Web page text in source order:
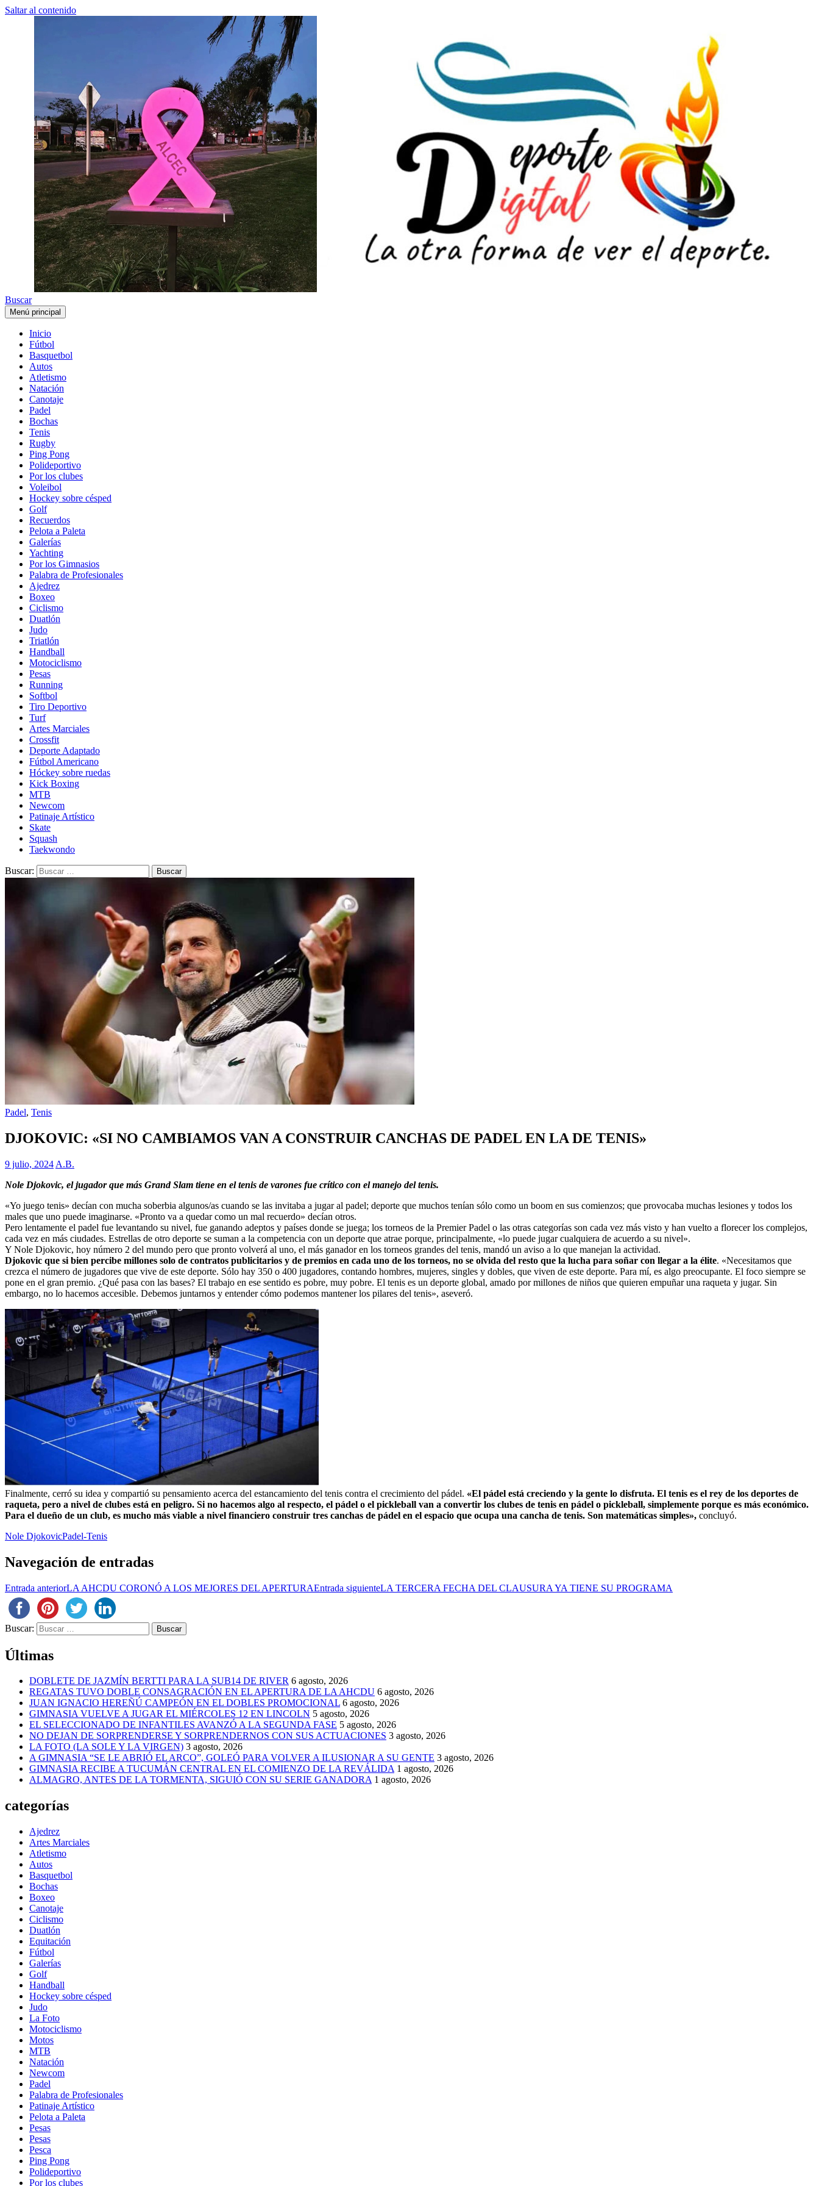
Saltar al contenido
Buscar
Menú principal
Inicio
Fútbol
Basquetbol
Autos
Atletismo
Natación
Canotaje
Padel
Bochas
Tenis
Rugby
Ping Pong
Polideportivo
Por los clubes
Voleibol
Hockey sobre césped
Golf
Recuerdos
Pelota a Paleta
Galerías
Yachting
Por los Gimnasios
Palabra de Profesionales
Ajedrez
Boxeo
Ciclismo
Duatlón
Judo
Triatlón
Handball
Motociclismo
Pesas
Running
Softbol
Tiro Deportivo
Turf
Artes Marciales
Crossfit
Deporte Adaptado
Fútbol Americano
Hóckey sobre ruedas
Kick Boxing
MTB
Newcom
Patinaje Artístico
Skate
Squash
Taekwondo
Buscar:
Padel, Tenis
DJOKOVIC: «SI NO CAMBIAMOS VAN A CONSTRUIR CANCHAS DE PADEL EN LA DE TENIS»
9 julio, 2024 A.B.
Nole Djokovic, el jugador que más Grand Slam tiene en el tenis de varones fue crítico con el manejo del tenis.
«Yo juego tenis» decían con mucha soberbia algunos/as cuando se las invitaba a jugar al padel; deporte que muchos tenían sólo como un boom en sus comienzos; que provocaba muchas lesiones y todos los
males que uno puede imaginarse. «Pronto va a quedar como un mal recuerdo» decían otros.
Pero lentamente el padel fue levantando su nivel, fue ganando adeptos y países donde se juega; los torneos de la Premier Padel o las otras categorías son cada vez más visto y han vuelto a florecer los complejos,
cada vez en más ciudades. Estrellas de otro deporte se suman a la competencia con un deporte que atrae porque, principalmente, «lo puede jugar cualquiera de acuerdo a su nivel».
Y Nole Djokovic, hoy número 2 del mundo pero que pronto volverá al uno, el más ganador en los torneos grandes del tenis, mandó un aviso a lo que manejan la actividad.
Djokovic que si bien percibe millones solo de contratos publicitarios y de premios en cada uno de los torneos, no se olvida del resto que la lucha para soñar con llegar a la élite. «Necesitamos que
crezca el número de jugadores que vive de este deporte. Sólo hay 350 o 400 jugadores, contando hombres, mujeres, singles y dobles, que viven de este deporte. Para mí, es algo preocupante. El foco siempre se
pone en el gran premio. ¿Qué pasa con las bases? El trabajo en ese sentido es pobre, muy pobre. El tenis es un deporte global, amado por millones de niños que quieren empuñar una raqueta y jugar. Sin
embargo, no lo hacemos accesible. Debemos juntarnos y entender cómo podemos mantener los pilares del tenis», aseveró.
Finalmente, cerró su idea y compartió su pensamiento acerca del estancamiento del tenis contra el crecimiento del pádel. «El pádel está creciendo y la gente lo disfruta. El tenis es el rey de los deportes de
raqueta, pero a nivel de clubes está en peligro. Si no hacemos algo al respecto, el pádel o el pickleball van a convertir los clubes de tenis en pádel o pickleball, simplemente porque es más económico.
Para el dueño de un club, es mucho más viable a nivel financiero construir tres canchas de pádel en el espacio que ocupa una cancha de tenis. Son matemáticas simples», concluyó.
Nole DjokovicPadel-Tenis
Navegación de entradas
Entrada anteriorLA AHCDU CORONÓ A LOS MEJORES DEL APERTURAEntrada siguienteLA TERCERA FECHA DEL CLAUSURA YA TIENE SU PROGRAMA
Buscar:
Últimas
DOBLETE DE JAZMÍN BERTTI PARA LA SUB14 DE RIVER 6 agosto, 2026
REGATAS TUVO DOBLE CONSAGRACIÓN EN EL APERTURA DE LA AHCDU 6 agosto, 2026
JUAN IGNACIO HEREÑÚ CAMPEÓN EN EL DOBLES PROMOCIONAL 6 agosto, 2026
GIMNASIA VUELVE A JUGAR EL MIÉRCOLES 12 EN LINCOLN 5 agosto, 2026
EL SELECCIONADO DE INFANTILES AVANZÓ A LA SEGUNDA FASE 5 agosto, 2026
NO DEJAN DE SORPRENDERSE Y SORPRENDERNOS CON SUS ACTUACIONES 3 agosto, 2026
LA FOTO (LA SOLE Y LA VIRGEN) 3 agosto, 2026
A GIMNASIA “SE LE ABRIÓ EL ARCO”, GOLEÓ PARA VOLVER A ILUSIONAR A SU GENTE 3 agosto, 2026
GIMNASIA RECIBE A TUCUMÁN CENTRAL EN EL COMIENZO DE LA REVÁLIDA 1 agosto, 2026
ALMAGRO, ANTES DE LA TORMENTA, SIGUIÓ CON SU SERIE GANADORA 1 agosto, 2026
categorías
Ajedrez
Artes Marciales
Atletismo
Autos
Basquetbol
Bochas
Boxeo
Canotaje
Ciclismo
Duatlón
Equitación
Fútbol
Galerías
Golf
Handball
Hockey sobre césped
Judo
La Foto
Motociclismo
Motos
MTB
Natación
Newcom
Padel
Palabra de Profesionales
Patinaje Artístico
Pelota a Paleta
Pesas
Pesas
Pesca
Ping Pong
Polideportivo
Por los clubes